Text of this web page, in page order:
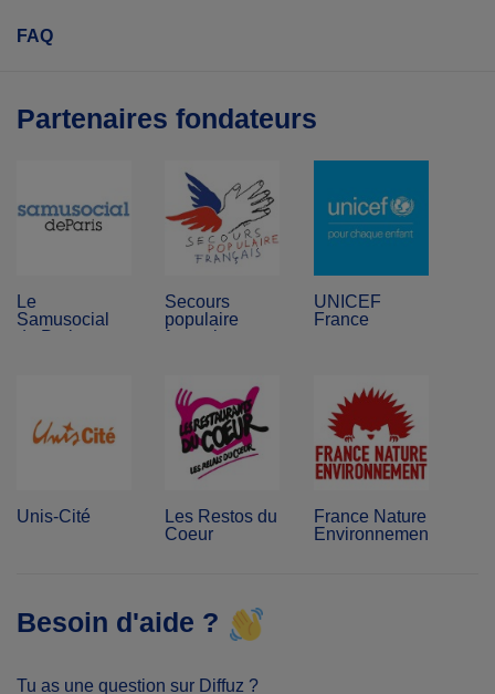
FAQ
Partenaires fondateurs
Le
Samusocial
de Paris
Secours
populaire
français
UNICEF
France
Unis-Cité
Les Restos du
Coeur
France Nature
Environnement
Besoin d'aide ?
Tu as une question sur Diffuz ?